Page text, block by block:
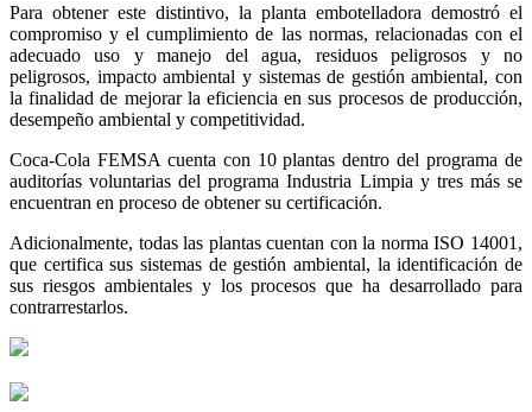
Para obtener este distintivo, la planta embotelladora demostró el
compromiso y el cumplimiento de las normas, relacionadas con el
adecuado uso y manejo del agua, residuos peligrosos y no
peligrosos, impacto ambiental y sistemas de gestión ambiental, con
la finalidad de mejorar la eficiencia en sus procesos de producción,
desempeño ambiental y competitividad.
Coca-Cola FEMSA cuenta con 10 plantas dentro del programa de
auditorías voluntarias del programa Industria Limpia y tres más se
encuentran en proceso de obtener su certificación.
Adicionalmente, todas las plantas cuentan con la norma ISO 14001,
que certifica sus sistemas de gestión ambiental, la identificación de
sus riesgos ambientales y los procesos que ha desarrollado para
contrarrestarlos.